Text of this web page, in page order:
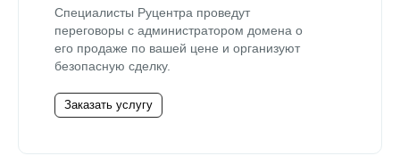
Специалисты Руцентра проведут
переговоры с администратором домена о
его продаже по вашей цене и организуют
безопасную сделку.
Заказать услугу